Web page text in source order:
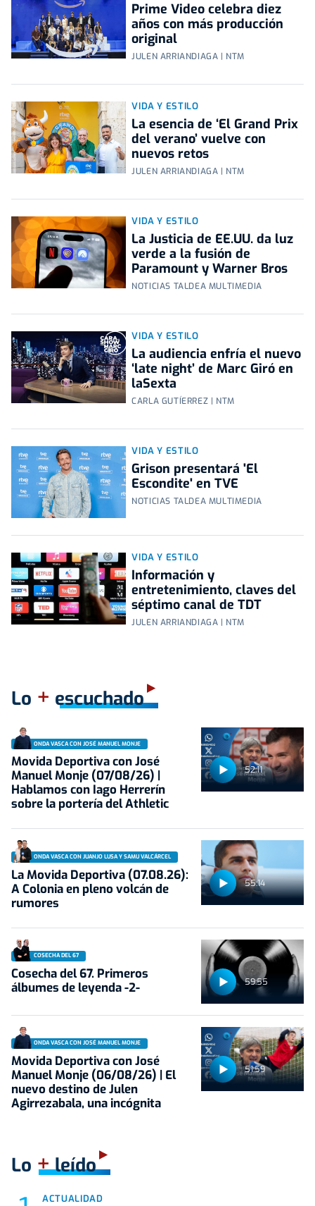
Prime Video celebra diez
años con más producción
original
JULEN ARRIANDIAGA | NTM
VIDA Y ESTILO
La esencia de ‘El Grand Prix
del verano’ vuelve con
nuevos retos
JULEN ARRIANDIAGA | NTM
VIDA Y ESTILO
La Justicia de EE.UU. da luz
verde a la fusión de
Paramount y Warner Bros
NOTICIAS TALDEA MULTIMEDIA
VIDA Y ESTILO
La audiencia enfría el nuevo
‘late night’ de Marc Giró en
laSexta
CARLA GUTÍERREZ | NTM
VIDA Y ESTILO
Grison presentará 'El
Escondite' en TVE
NOTICIAS TALDEA MULTIMEDIA
VIDA Y ESTILO
Información y
entretenimiento, claves del
séptimo canal de TDT
JULEN ARRIANDIAGA | NTM
Lo + escuchado
52:11
ONDA VASCA CON JOSÉ MANUEL MONJE
Movida Deportiva con José
Manuel Monje (07/08/26) |
Hablamos con Iago Herrerín
sobre la portería del Athletic
55:14
ONDA VASCA CON JUANJO LUSA Y SAMU VALCÁRCEL
La Movida Deportiva (07.08.26):
A Colonia en pleno volcán de
rumores
59:55
COSECHA DEL 67
Cosecha del 67. Primeros
álbumes de leyenda -2-
51:59
ONDA VASCA CON JOSÉ MANUEL MONJE
Movida Deportiva con José
Manuel Monje (06/08/26) | El
nuevo destino de Julen
Agirrezabala, una incógnita
Lo +leído
ACTUALIDAD